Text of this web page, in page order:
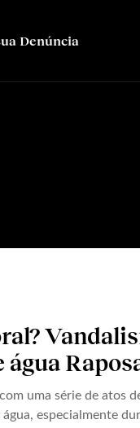
Denúncia
uma série de atos
especialmente